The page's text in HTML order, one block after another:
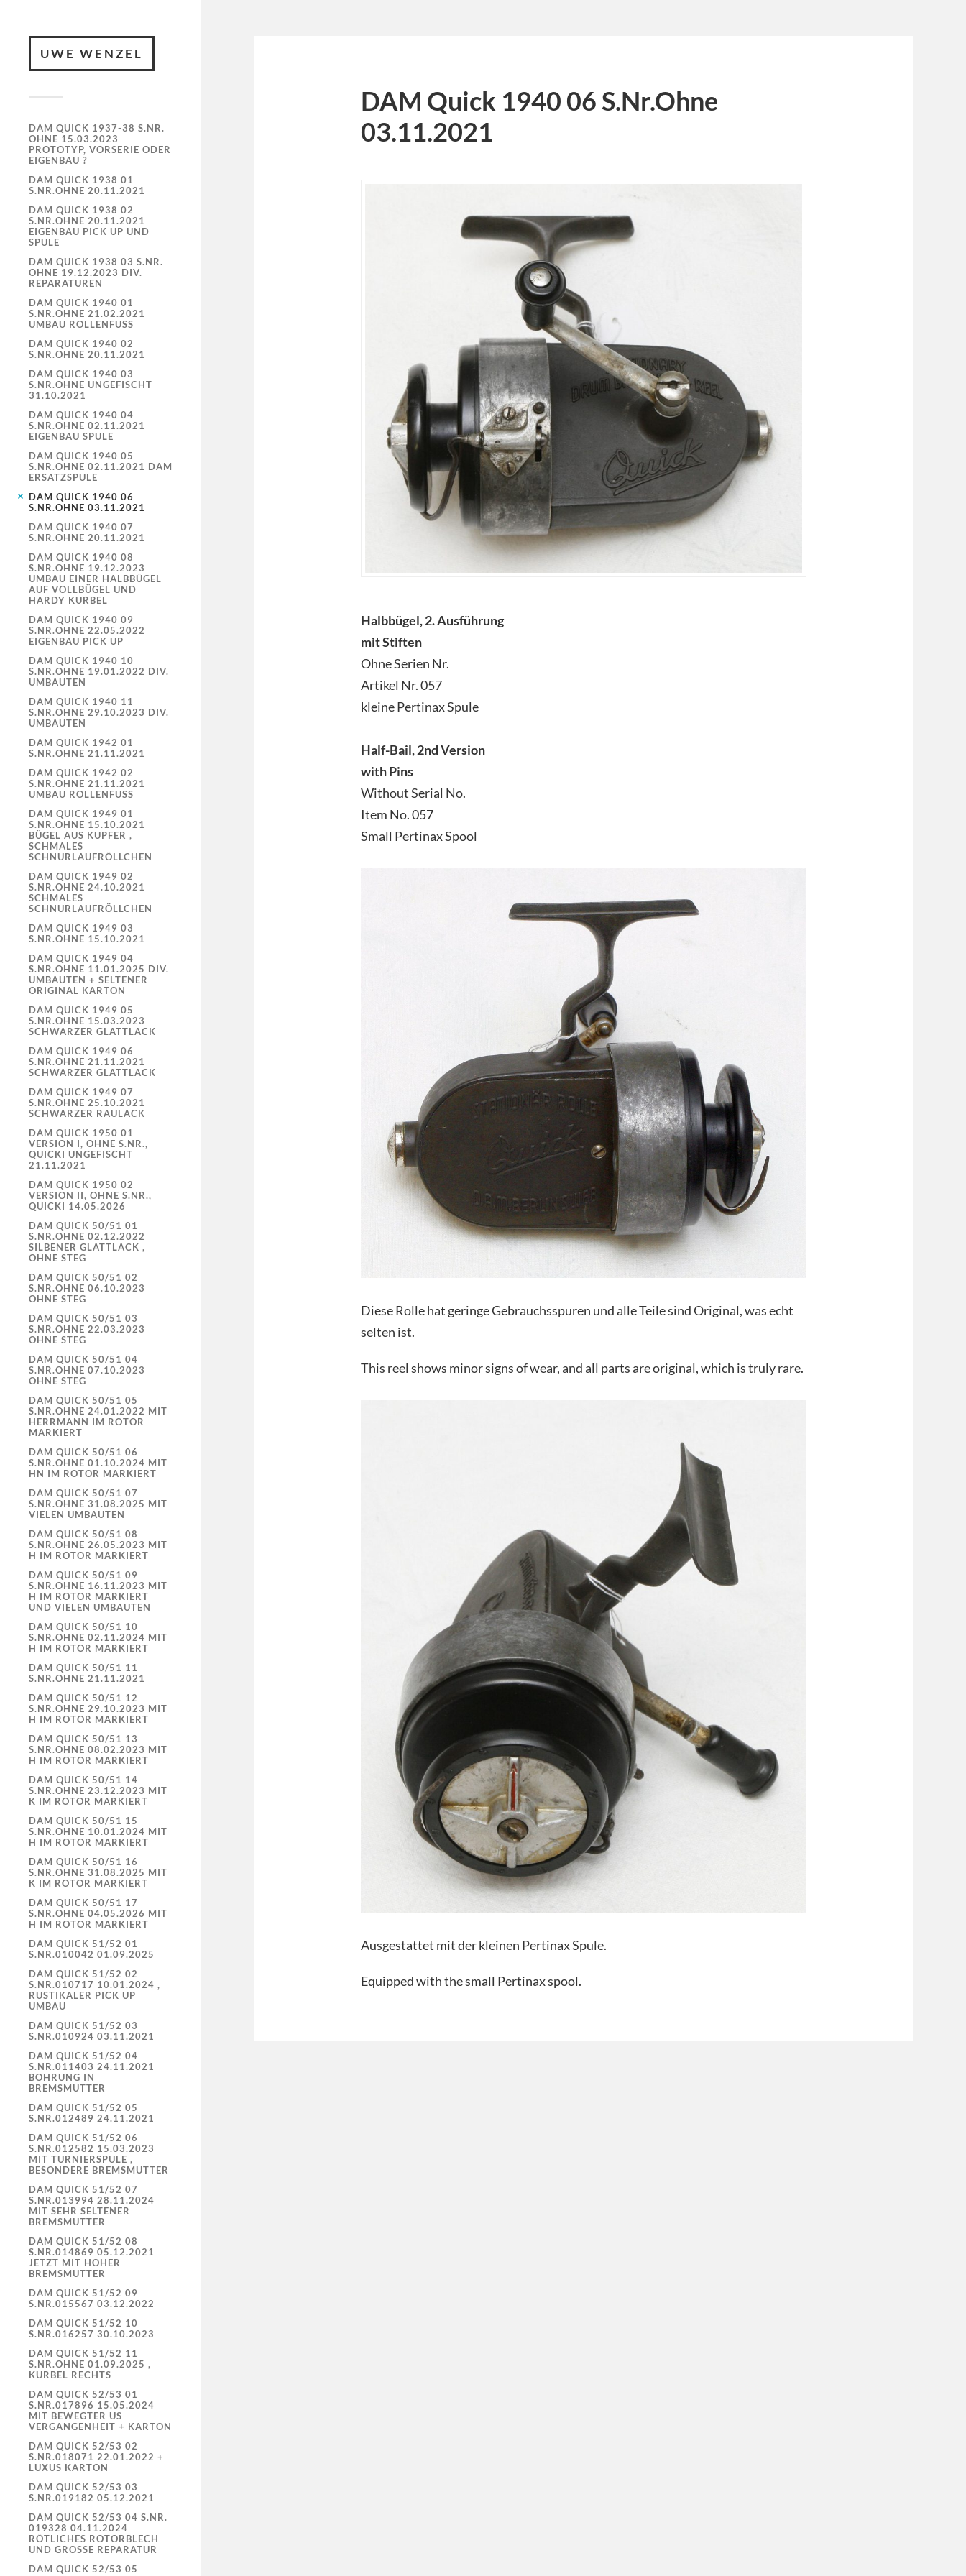
UWE WENZEL
DAM QUICK 1937-38 S.NR.
OHNE 15.03.2023
PROTOTYP, VORSERIE ODER
EIGENBAU ?
DAM QUICK 1938 01
S.NR.OHNE 20.11.2021
DAM QUICK 1938 02
S.NR.OHNE 20.11.2021
EIGENBAU PICK UP UND
SPULE
DAM QUICK 1938 03 S.NR.
OHNE 19.12.2023 DIV.
REPARATUREN
DAM QUICK 1940 01
S.NR.OHNE 21.02.2021
UMBAU ROLLENFUSS
DAM QUICK 1940 02
S.NR.OHNE 20.11.2021
DAM QUICK 1940 03
S.NR.OHNE UNGEFISCHT
31.10.2021
DAM QUICK 1940 04
S.NR.OHNE 02.11.2021
EIGENBAU SPULE
DAM QUICK 1940 05
S.NR.OHNE 02.11.2021 DAM
ERSATZSPULE
DAM QUICK 1940 06
S.NR.OHNE 03.11.2021
DAM QUICK 1940 07
S.NR.OHNE 20.11.2021
DAM QUICK 1940 08
S.NR.OHNE 19.12.2023
UMBAU EINER HALBBÜGEL
AUF VOLLBÜGEL UND
HARDY KURBEL
DAM QUICK 1940 09
S.NR.OHNE 22.05.2022
EIGENBAU PICK UP
DAM QUICK 1940 10
S.NR.OHNE 19.01.2022 DIV.
UMBAUTEN
DAM QUICK 1940 11
S.NR.OHNE 29.10.2023 DIV.
UMBAUTEN
DAM QUICK 1942 01
S.NR.OHNE 21.11.2021
DAM QUICK 1942 02
S.NR.OHNE 21.11.2021
UMBAU ROLLENFUSS
DAM QUICK 1949 01
S.NR.OHNE 15.10.2021
BÜGEL AUS KUPFER ,
SCHMALES
SCHNURLAUFRÖLLCHEN
DAM QUICK 1949 02
S.NR.OHNE 24.10.2021
SCHMALES
SCHNURLAUFRÖLLCHEN
DAM QUICK 1949 03
S.NR.OHNE 15.10.2021
DAM QUICK 1949 04
S.NR.OHNE 11.01.2025 DIV.
UMBAUTEN + SELTENER
ORIGINAL KARTON
DAM QUICK 1949 05
S.NR.OHNE 15.03.2023
SCHWARZER GLATTLACK
DAM QUICK 1949 06
S.NR.OHNE 21.11.2021
SCHWARZER GLATTLACK
DAM QUICK 1949 07
S.NR.OHNE 25.10.2021
SCHWARZER RAULACK
DAM QUICK 1950 01
VERSION I, OHNE S.NR.,
QUICKI UNGEFISCHT
21.11.2021
DAM QUICK 1950 02
VERSION II, OHNE S.NR.,
QUICKI 14.05.2026
DAM QUICK 50/51 01
S.NR.OHNE 02.12.2022
SILBENER GLATTLACK ,
OHNE STEG
DAM QUICK 50/51 02
S.NR.OHNE 06.10.2023
OHNE STEG
DAM QUICK 50/51 03
S.NR.OHNE 22.03.2023
OHNE STEG
DAM QUICK 50/51 04
S.NR.OHNE 07.10.2023
OHNE STEG
DAM QUICK 50/51 05
S.NR.OHNE 24.01.2022 MIT
HERRMANN IM ROTOR
MARKIERT
DAM QUICK 50/51 06
S.NR.OHNE 01.10.2024 MIT
HN IM ROTOR MARKIERT
DAM QUICK 50/51 07
S.NR.OHNE 31.08.2025 MIT
VIELEN UMBAUTEN
DAM QUICK 50/51 08
S.NR.OHNE 26.05.2023 MIT
H IM ROTOR MARKIERT
DAM QUICK 50/51 09
S.NR.OHNE 16.11.2023 MIT
H IM ROTOR MARKIERT
UND VIELEN UMBAUTEN
DAM QUICK 50/51 10
S.NR.OHNE 02.11.2024 MIT
H IM ROTOR MARKIERT
DAM QUICK 50/51 11
S.NR.OHNE 21.11.2021
DAM QUICK 50/51 12
S.NR.OHNE 29.10.2023 MIT
H IM ROTOR MARKIERT
DAM QUICK 50/51 13
S.NR.OHNE 08.02.2023 MIT
H IM ROTOR MARKIERT
DAM QUICK 50/51 14
S.NR.OHNE 23.12.2023 MIT
K IM ROTOR MARKIERT
DAM QUICK 50/51 15
S.NR.OHNE 10.01.2024 MIT
H IM ROTOR MARKIERT
DAM QUICK 50/51 16
S.NR.OHNE 31.08.2025 MIT
K IM ROTOR MARKIERT
DAM QUICK 50/51 17
S.NR.OHNE 04.05.2026 MIT
H IM ROTOR MARKIERT
DAM QUICK 51/52 01
S.NR.010042 01.09.2025
DAM QUICK 51/52 02
S.NR.010717 10.01.2024 ,
RUSTIKALER PICK UP
UMBAU
DAM QUICK 51/52 03
S.NR.010924 03.11.2021
DAM QUICK 51/52 04
S.NR.011403 24.11.2021
BOHRUNG IN
BREMSMUTTER
DAM QUICK 51/52 05
S.NR.012489 24.11.2021
DAM QUICK 51/52 06
S.NR.012582 15.03.2023
MIT TURNIERSPULE ,
BESONDERE BREMSMUTTER
DAM QUICK 51/52 07
S.NR.013994 28.11.2024
MIT SEHR SELTENER
BREMSMUTTER
DAM QUICK 51/52 08
S.NR.014869 05.12.2021
JETZT MIT HOHER
BREMSMUTTER
DAM QUICK 51/52 09
S.NR.015567 03.12.2022
DAM QUICK 51/52 10
S.NR.016257 30.10.2023
DAM QUICK 51/52 11
S.NR.OHNE 01.09.2025 ,
KURBEL RECHTS
DAM QUICK 52/53 01
S.NR.017896 15.05.2024
MIT BEWEGTER US
VERGANGENHEIT + KARTON
DAM QUICK 52/53 02
S.NR.018071 22.01.2022 +
LUXUS KARTON
DAM QUICK 52/53 03
S.NR.019182 05.12.2021
DAM QUICK 52/53 04 S.NR.
019328 04.11.2024
RÖTLICHES ROTORBLECH
UND GROSSE REPARATUR
DAM QUICK 52/53 05
DAM Quick 1940 06 S.Nr.Ohne
03.11.2021
Halbbügel, 2. Ausführung
mit Stiften
Ohne Serien Nr.
Artikel Nr. 057
kleine Pertinax Spule
Half-Bail, 2nd Version
with Pins
Without Serial No.
Item No. 057
Small Pertinax Spool
Diese Rolle hat geringe Gebrauchsspuren und alle Teile sind Original, was echt
selten ist.
This reel shows minor signs of wear, and all parts are original, which is truly rare.
Ausgestattet mit der kleinen Pertinax Spule.
Equipped with the small Pertinax spool.